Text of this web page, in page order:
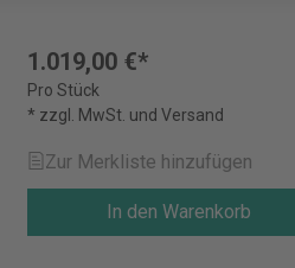
1.019,00 €*
Pro Stück
* zzgl. MwSt. und Versand
Zur Merkliste hinzufügen
In den Warenkorb